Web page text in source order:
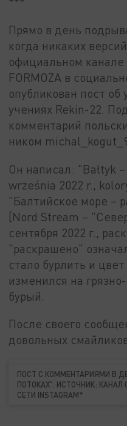
Прямо в день
когда никаких
официальном
FORMOZA в
опубликован пост об
учениях Rekin-22.
комментарий
ником
Он написал: "Bałtyk
września 2022 r.,
"Балтийское море –
[Nord Stream –
сентября 2022 г.,
"раскрашено"
стало бурлить и
изменился на
бурый.
После своего
довольных
ПОСТ С КОММЕНТАРИЯМИ В
ПОТОКАХ". ИСТОЧНИК: КАНАЛ
СЕТИ INSTAGRAM*